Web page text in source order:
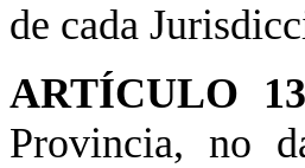
de cada
ARTÍCULO
Provincia, no